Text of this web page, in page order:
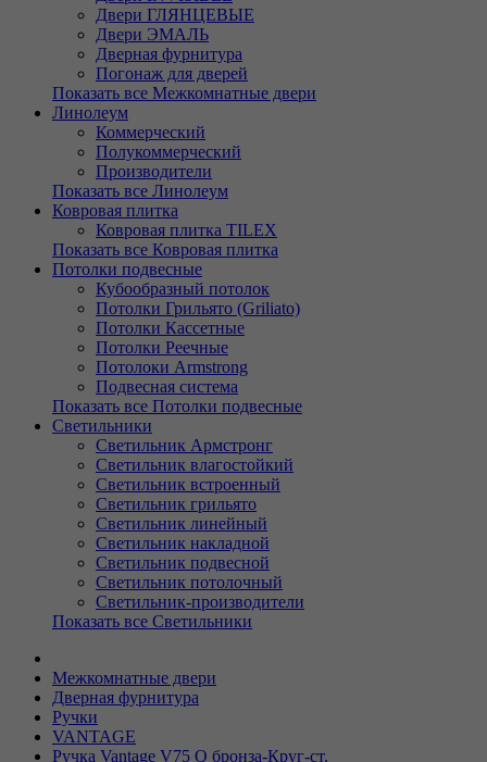
Двери ГЛЯНЦЕВЫЕ
Двери ЭМАЛЬ
Дверная фурнитура
Погонаж для дверей
Показать все Межкомнатные двери
Линолеум
Коммерческий
Полукоммерческий
Производители
Показать все Линолеум
Ковровая плитка
Ковровая плитка TILEX
Показать все Ковровая плитка
Потолки подвесные
Кубообразный потолок
Потолки Грильято (Griliato)
Потолки Кассетные
Потолки Реечные
Потолоки Armstrong
Подвесная система
Показать все Потолки подвесные
Светильники
Светильник Армстронг
Светильник влагостойкий
Светильник встроенный
Светильник грильято
Светильник линейный
Светильник накладной
Светильник подвесной
Светильник потолочный
Светильник-производители
Показать все Светильники
Межкомнатные двери
Дверная фурнитура
Ручки
VANTAGE
Ручка Vantage V75 Q бронза-Круг-ст.